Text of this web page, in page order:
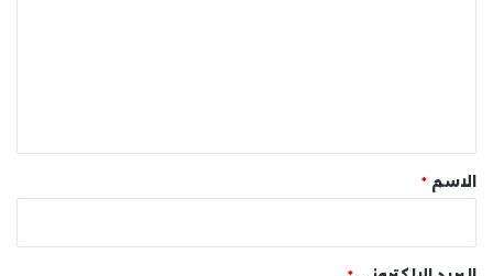
* الاسم *